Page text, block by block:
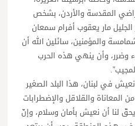
المقدسة والأردن، بشخص
الجليل مار يعقوب أفرام سمعان
والمؤمنين، سائلين الله أن
وأن ينهي هذه الحرب
في لبنان، هذا البلد الصغير
المعاناة والقلاقل والإضطرابات
لنا أن نعيش بأمان وسلام، وإنّ